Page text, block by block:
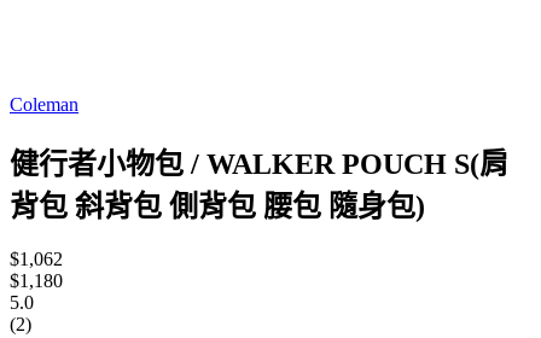
Coleman
健行者小物包 / WALKER POUCH S(肩
背包 斜背包 側背包 腰包 隨身包)
$1,062
$1,180
5.0
(2)